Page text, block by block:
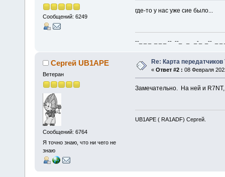
Сообщений: 6249
где-то у нас уже сие было...
--_ _ _ _ _ _ -- --_ _ _-_ _-- _ _
Сергей UB1APE
Ветеран
Сообщений: 6764
Я точно знаю, что ни чего не
знаю
Re: Карта
« Ответ #2 : 08 Февраля
Замечательно. На ней и
UB1APE ( RA1ADF) Сергей.